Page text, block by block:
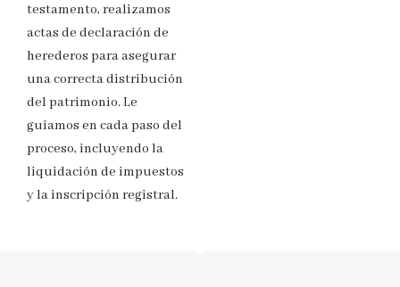
testamento, realizamos
actas de declaración de
herederos para asegurar
una correcta distribución
del patrimonio. Le
guiamos en cada paso del
proceso, incluyendo la
liquidación de impuestos
y la inscripción registral.